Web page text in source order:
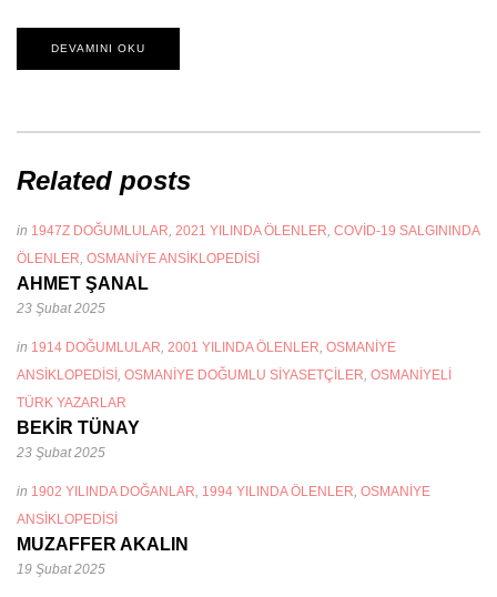
DEVAMINI OKU
Related posts
in 1947Z DOĞUMLULAR, 2021 YILINDA ÖLENLER, COVID-19 SALGININDA
ÖLENLER, OSMANIYE ANSIKLOPEDISI
AHMET ŞANAL
23 Şubat 2025
in 1914 DOĞUMLULAR, 2001 YILINDA ÖLENLER, OSMANIYE
ANSIKLOPEDISI , OSMANIYE DOĞUMLU SIYASETÇILER, OSMANIYELI
TÜRK YAZARLAR
BEKİR TÜNAY
23 Şubat 2025
in 1902 YILINDA DOĞANLAR, 1994 YILINDA ÖLENLER, OSMANIYE
ANSIKLOPEDISI
MUZAFFER AKALIN
19 Şubat 2025